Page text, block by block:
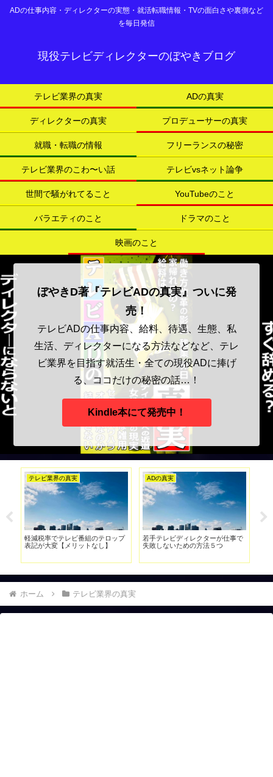
ADの仕事内容・ディレクターの実態・就活転職情報・TVの面白さや裏側など
を毎日発信
現役テレビディレクターのぼやきブログ
テレビ業界の真実 ADの真実
ディレクターの真実 プロデューサーの真実
就職・転職の情報 フリーランスの秘密
テレビ業界のこわ〜い話 テレビvsネット論争
世間で騒がれてること YouTubeのこと
バラエティのこと ドラマのこと
映画のこと
ぼやきD著『テレビADの真実』ついに発
売！
テレビADの仕事内容、給料、待遇、生態、私
生活、ディレクターになる方法などなど、テレ
ビ業界を目指す就活生・全ての現役ADに捧げ
る、ココだけの秘密の話…！
Kindle本にて発売中！
テレビ業界の真実
軽減税率でテレビ番組のテロップ
表記が大変【メリットなし】
ADの真実
若手テレビディレクターが仕事で
失敗しないための方法５つ
ホーム テレビ業界の真実